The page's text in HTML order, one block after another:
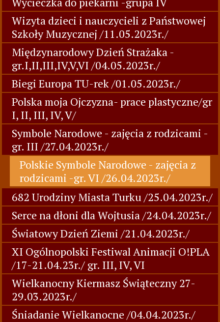
Wizyta dzieci i nauczycieli z Państwowej
Szkoły Muzycznej /11.05.2023r./
Międzynarodowy Dzień Strażaka -
gr.I,II,III,IV,V,VI /04.05.2023r./
Biegi Europa TU-rek /01.05.2023r./
Polska moja Ojczyzna- prace plastyczne/gr
I, II, III, IV, V/
Symbole Narodowe - zajęcia z rodzicami -
gr. III /27.04.2023r./
Polskie Symbole Narodowe - zajęcia z
rodzicami -gr. VI /26.04.2023r./
682 Urodziny Miasta Turku /25.04.2023r./
Serce na dłoni dla Wojtusia /24.04.2023r./
Światowy Dzień Ziemi /21.04.2023r./
XI Ogólnopolski Festiwal Animacji O!PLA
/17-21.04.23r./ gr. III, IV, VI
Wielkanocny Kiermasz Świąteczny 27-
29.03.2023r./
Śniadanie Wielkanocne /04.04.2023r./